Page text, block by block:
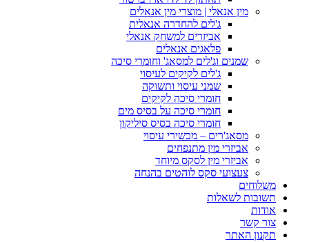
מין אנאלי | מוצרי מין אנאלים
ג'לים להחדרה אנאלית
אביזרים למשחק אנאלי
פלאגים אנאלים
שמנים וג'לים למסאג' וחומרי סיכה
ג'לים לקיקים לעיסוי
שמני עיסוי ותשוקה
חומרי סיכה לקיקים
חומרי סיכה על בסיס מים
חומרי סיכה בסיס סיליקון
מסאג'רים – מכשירי עיסוי
אביזרי מין מתנפחים
אביזרי מין לסקס מיוחד
צעצועי סקס לוהטים בהנחה
משלוחים
תשובות לשאלות
אודות
צור קשר
תקנון האתר